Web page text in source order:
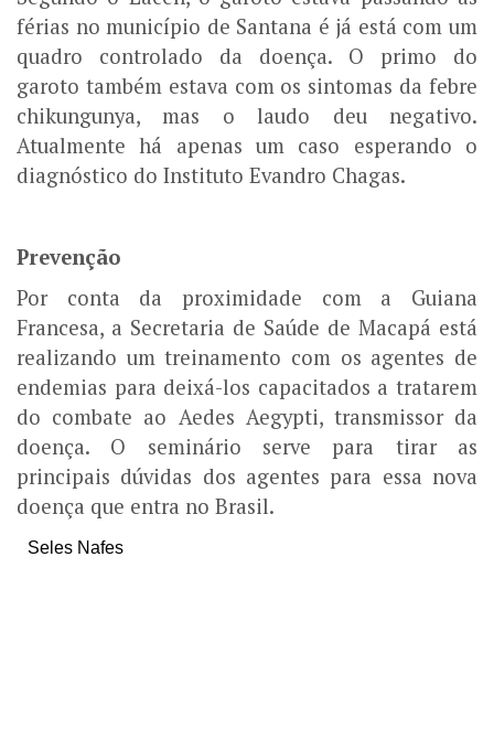
férias no município de Santana é já está com um
quadro controlado da doença. O primo do
garoto também estava com os sintomas da febre
chikungunya, mas o laudo deu negativo.
Atualmente há apenas um caso esperando o
diagnóstico do Instituto Evandro Chagas.
Prevenção
Por conta da proximidade com a Guiana
Francesa, a Secretaria de Saúde de Macapá está
realizando um treinamento com os agentes de
endemias para deixá-los capacitados a tratarem
do combate ao Aedes Aegypti, transmissor da
doença. O seminário serve para tirar as
principais dúvidas dos agentes para essa nova
doença que entra no Brasil.
Seles Nafes